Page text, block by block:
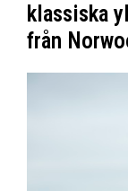
klassiska
från